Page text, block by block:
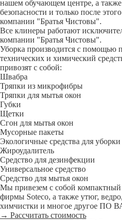
нашем обучающем центре, а
безопасности и только после
компании "Братья Чистовы".
Все клинеры работают
компании "Братья Чистовы".
Уборка производится с помощью
технических и химический
привозят с собой:
Швабра
Тряпки из микрофибры
Тряпки для мытья окон
Губки
Щетки
Сгон для мытья окон
Мусорные пакеты
Экологичные средства для
Жироудалитель
Средство для дезинфекции
Универсальное средство
Средство для мытья окон
Мы привезем с собой
фирмы Soteco, а также утюг,
химчистки и многое другое
→ Рассчитать стоимость